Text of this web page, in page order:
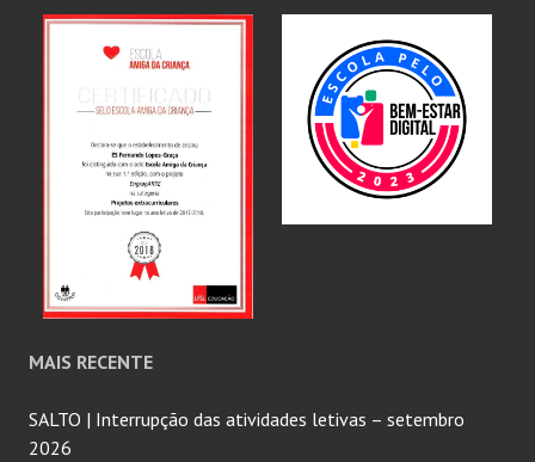
MAIS RECENTE
SALTO | Interrupção das atividades letivas – setembro
2026